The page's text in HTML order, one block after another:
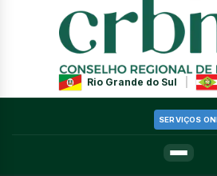
Rio Grande do Sul
SERVIÇOS